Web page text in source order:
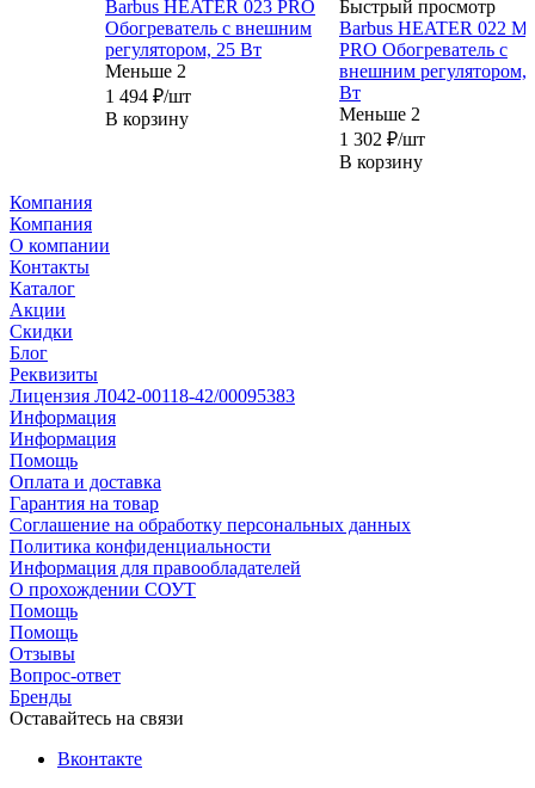
Barbus HEATER 023 PRO
Обогреватель с внешним
регулятором, 25 Вт
Меньше 2
1 494 ₽/шт
В корзину
Быстрый просмотр
Barbus HEATER 022
PRO Обогреватель с
внешним регулятором,
Вт
Меньше 2
1 302 ₽/шт
В корзину
Компания
Компания
О компании
Контакты
Каталог
Акции
Скидки
Блог
Реквизиты
Лицензия Л042-00118-42/00095383
Информация
Информация
Помощь
Оплата и доставка
Гарантия на товар
Соглашение на обработку персональных данных
Политика конфиденциальности
Информация для правообладателей
О прохождении СОУТ
Помощь
Помощь
Отзывы
Вопрос-ответ
Бренды
Оставайтесь на связи
Вконтакте